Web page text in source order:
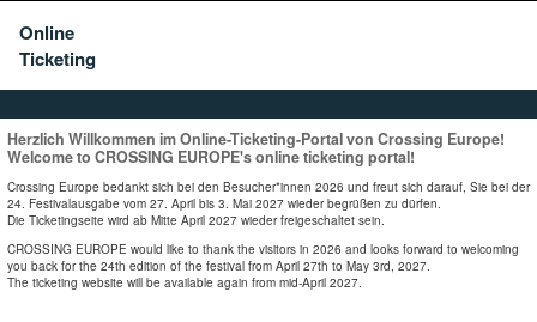
Online
Ticketing
Herzlich Willkommen im Online-Ticketing-Portal von Crossing Europe!
Welcome to CROSSING EUROPE's online ticketing portal!
Crossing Europe bedankt sich bei den Besucher*innen 2026 und freut sich darauf, Sie bei der
24. Festivalausgabe vom 27. April bis 3. Mai 2027 wieder begrüßen zu dürfen.
Die Ticketingseite wird ab Mitte April 2027 wieder freigeschaltet sein.
CROSSING EUROPE would like to thank the visitors in 2026 and looks forward to welcoming
you back for the 24th edition of the festival from April 27th to May 3rd, 2027.
The ticketing website will be available again from mid-April 2027.